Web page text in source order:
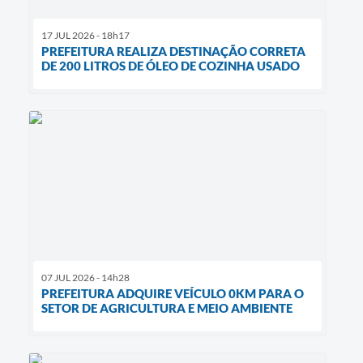
17 JUL 2026 - 18h17
PREFEITURA REALIZA DESTINAÇÃO CORRETA
DE 200 LITROS DE ÓLEO DE COZINHA USADO
07 JUL 2026 - 14h28
PREFEITURA ADQUIRE VEÍCULO 0KM PARA O
SETOR DE AGRICULTURA E MEIO AMBIENTE